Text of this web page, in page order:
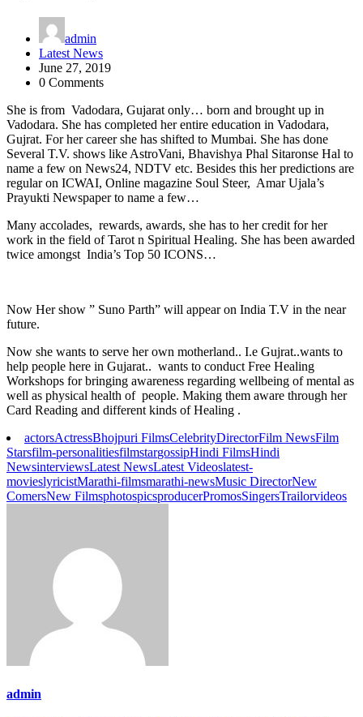
admin
Latest News
June 27, 2019
0 Comments
She is from Vadodara, Gujarat only… born and brought up in
Vadodara. She has completed her entire education in Vadodara,
Gujrat. For her career she has shifted to Mumbai. She has done
Several T.V. shows like AstroVani, Bhavishya Phal Sitaronse Hal to
name a few on News24, NDTV etc. Besides this her predictions are
regular on ICWAI, Online magazine Soul Steer, Amar Ujala’s
Prayukti Newspaper to name a few…
Many accolades, rewards, awards, she has to her credit for her
work in the field of Tarot n Spiritual Healing. She has been awarded
twice amongst India’s Top 50 ICONS…
Now Her show ” Suno Parth” will appear on India T.V in the near
future.
Now she wants to serve her own motherland.. I.e Gujrat..wants to
help people here in Gujarat.. wants to conduct Free Healing
Workshops for bringing awareness regarding wellbeing of mental as
well as physical health of people. Making them aware through her
Card Reading and different kinds of Healing .
actorsActressBhojpuri FilmsCelebrityDirectorFilm NewsFilm
Starsfilm-personalitiesfilmstargossipHindi FilmsHindi
NewsinterviewsLatest NewsLatest Videoslatest-
movieslyricistMarathi-filmsmarathi-newsMusic DirectorNew
ComersNew FilmsphotospicsproducerPromosSingersTrailorvideos
admin